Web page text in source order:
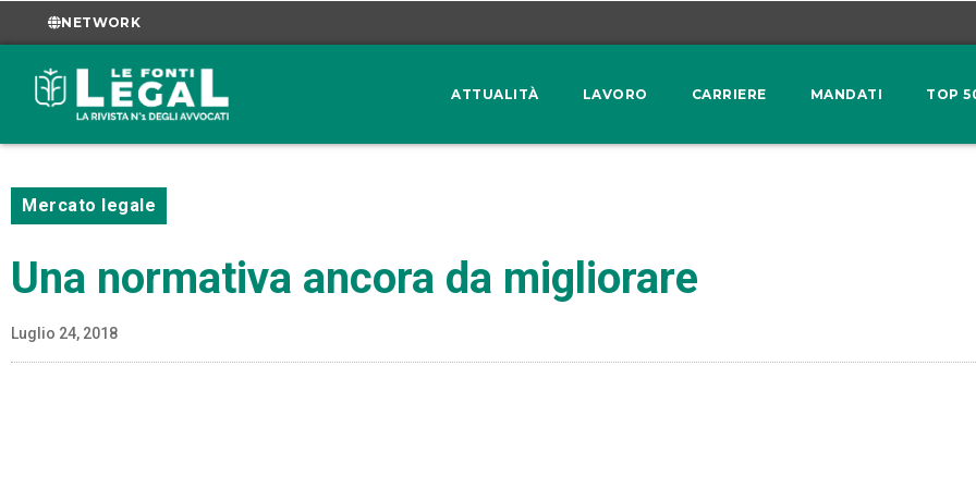
NETWORK
ATTUALITÀ LAVORO CARRIERE MANDATI TOP
Mercato legale
Una normativa ancora da migliorare
Luglio 24, 2018